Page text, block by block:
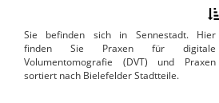
Sie befinden sich in Sennestadt. Hier
finden Sie Praxen für digitale
Volumentomografie (DVT) und Praxen
sortiert nach Bielefelder Stadtteile.